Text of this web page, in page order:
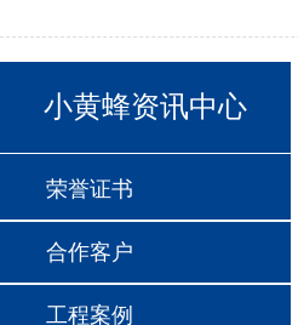
小黄蜂资讯中心
荣誉证书
合作客户
工程案例